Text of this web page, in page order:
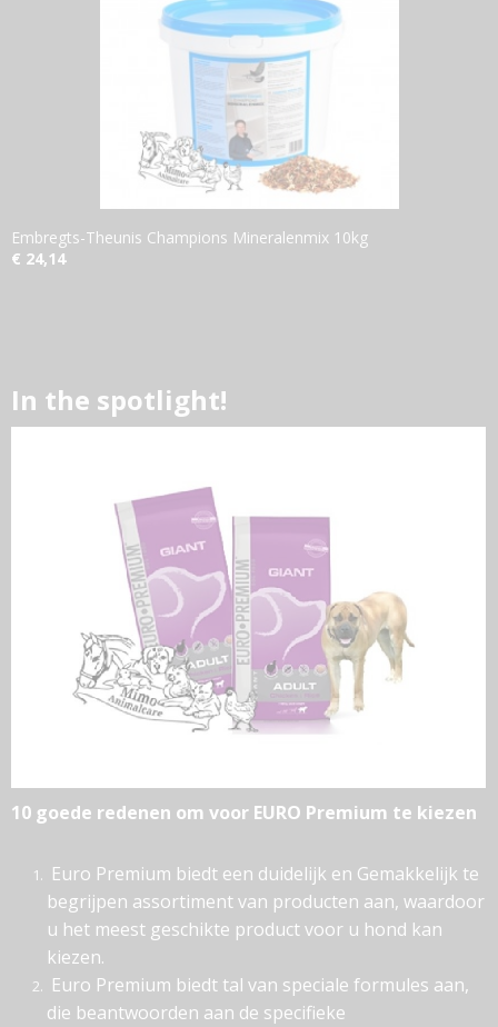
Embregts-Theunis Champions Mineralenmix 10kg
€ 24,14
In the spotlight!
10 goede redenen om voor EURO Premium te kiezen
Euro Premium biedt een duidelijk en Gemakkelijk te
begrijpen assortiment van producten aan, waardoor
u het meest geschikte product voor u hond kan
kiezen.
Euro Premium biedt tal van speciale formules aan,
die beantwoorden aan de specifieke